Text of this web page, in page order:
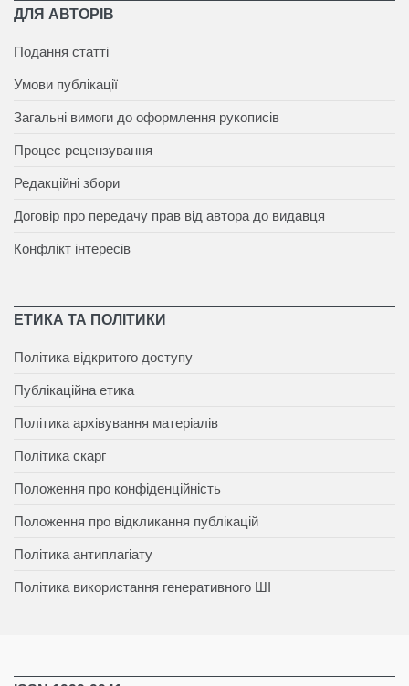
ДЛЯ АВТОРІВ
Подання статті
Умови публікації
Загальні вимоги до оформлення рукописів
Процес рецензування
Редакційні збори
Договір про передачу прав від автора до видавця
Конфлікт інтересів
ЕТИКА ТА ПОЛІТИКИ
Політика відкритого доступу
Публікаційна етика
Політика архівування матеріалів
Політика скарг
Положення про конфіденційність
Положення про відкликання публікацій
Політика антиплагіату
Політика використання генеративного ШІ